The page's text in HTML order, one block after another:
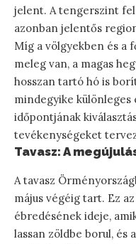
jelent. A tengerszint
azonban jelentős
Míg a völgyekben és a
meleg van, a magas
hosszan tartó hó is
mindegyike különleges
időpontjának
tevékenységeket
Tavasz: A
A tavasz
május végéig tart. Ez
ébredésének ideje,
lassan zöldbe borul, és